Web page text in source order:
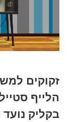
זקוקים
הלייף
בקליק